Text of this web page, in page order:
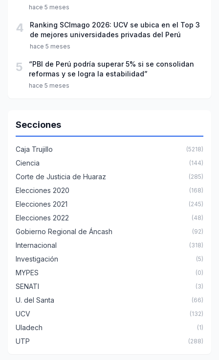
año escolar 2026
hace 5 meses
4
Ranking SCImago 2026: UCV se ubica en el Top 3
de mejores universidades privadas del Perú
hace 5 meses
5
“PBI de Perú podría superar 5% si se consolidan
reformas y se logra la estabilidad”
hace 5 meses
Secciones
Caja Trujillo (5218)
Ciencia (144)
Corte de Justicia de Huaraz (285)
Elecciones 2020 (168)
Elecciones 2021 (245)
Elecciones 2022 (48)
Gobierno Regional de Áncash (92)
Internacional (318)
Investigación (5)
MYPES (0)
SENATI (3)
U. del Santa (66)
UCV (132)
Uladech (1)
UTP (288)